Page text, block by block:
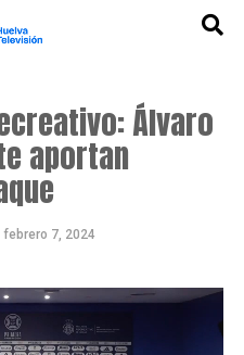
Álvaro
aportan
febrero 7, 2024